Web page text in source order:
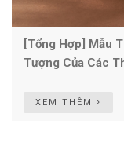
[Tổng Hợp] Mẫu
Tượng Của Các
XEM THÊM